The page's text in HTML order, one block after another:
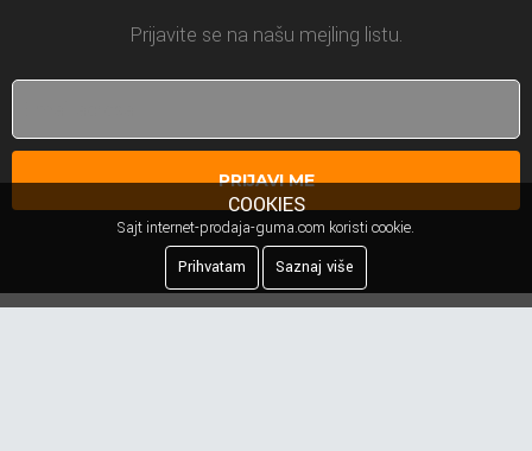
Prijavite se na našu mejling listu.
PRIJAVI ME
COOKIES
Sajt internet-prodaja-guma.com koristi cookie.
Prihvatam
Saznaj više